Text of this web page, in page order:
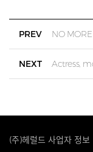
PREV NO MORE
NEXT Actress,
(주)헤럴드 사업자 정보